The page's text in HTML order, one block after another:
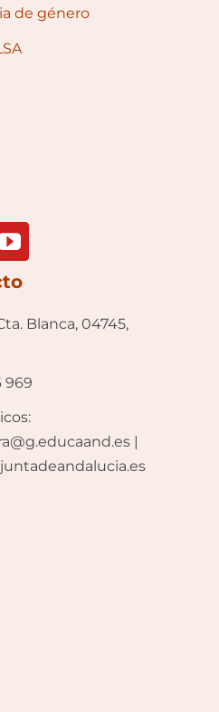
de género
Blanca, 04745,
969
|